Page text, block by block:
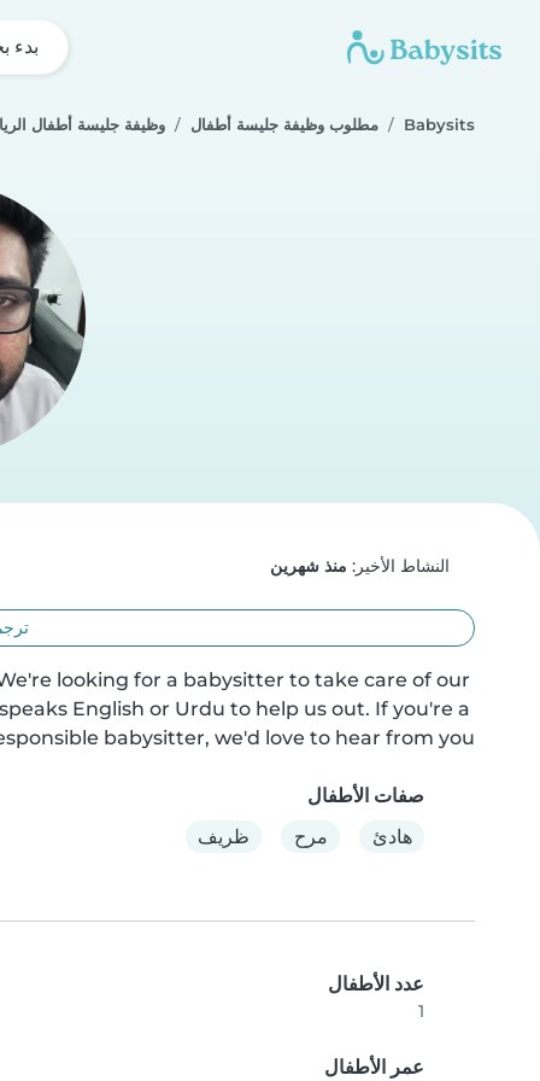
بدء
Babysits مطلوب وظيفة جليسة أطفال وظيفة جليسة أطفال
النشاط الأخير: منذ شهرين
looking for a babysitter to take care of our
English or Urdu to help us out. If you're a
babysitter, we'd love to hear from you!
صفات الأطفال
هادئ
مرح ظريف
عدد الأطفال
1
عمر الأطفال